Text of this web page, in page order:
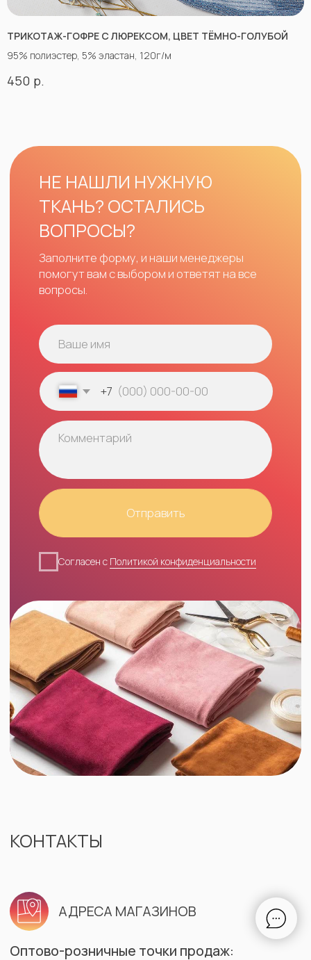
ТРИКОТАЖ-ГОФРЕ С ЛЮРЕКСОМ, ЦВЕТ ТЁМНО-ГОЛУБОЙ
95% полиэстер, 5% эластан, 120г/м
450 р.